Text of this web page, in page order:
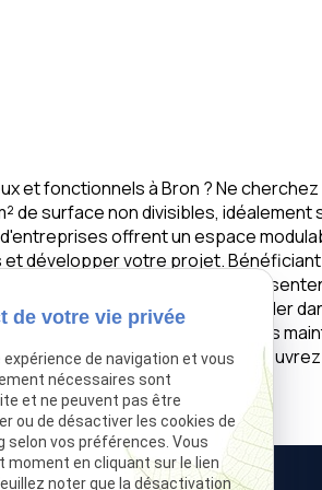
et fonctionnels à Bron ? Ne
de surface non divisibles, idéalement
offrent un espace
développer votre projet.
commodités, ces locaux
occasion unique de vous installer
activité. Contactez-nous dès
de location à Bron.
Téléphone
de votre vie privée
de navigation et vous
nécessaires sont
et ne peuvent pas être
ou de désactiver les cookies de
vos préférences. Vous
en cliquant sur le lien
noter que la désactivation